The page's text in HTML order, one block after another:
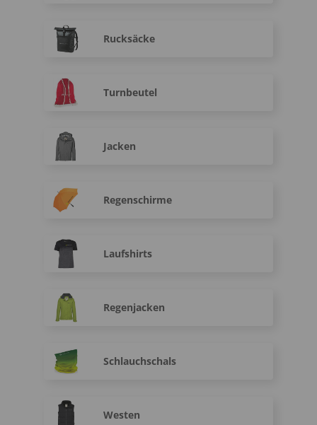
Rucksäcke
Turnbeutel
Jacken
Regenschirme
Laufshirts
Regenjacken
Schlauchschals
Westen